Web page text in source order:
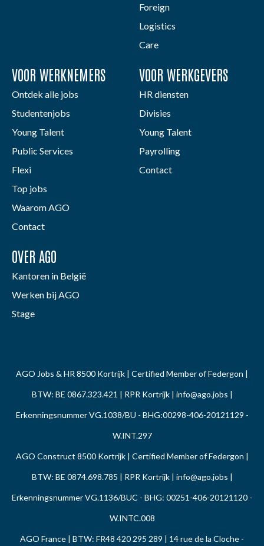
Foreign
Logistics
Care
VOOR WERKNEMERS
Ontdek alle jobs
Studentenjobs
Young Talent
Public Services
Flexi
Top jobs
Waarom AGO
Contact
VOOR WERKGEVERS
HR diensten
Divisies
Young Talent
Payrolling
Contact
OVER AGO
Kantoren in België
Werken bij AGO
Stage
AGO Jobs & HR 8500 Kortrijk | Certified Member of Federgon |
BTW: BE 0867.323.421 | RPR Kortrijk | info@ago.jobs |
Erkenningsnummer VG.1038/BU - BHG:00298-406-20121129 -
W.INT.297
AGO Construct 8500 Kortrijk | Certified Member of Federgon |
BTW: BE 0874.698.785 | RPR Kortrijk | info@ago.jobs |
Erkenningsnummer VG.1136/BUC - BHG: 00251-406-20121120 -
W.INTC.008
AGO France | BTW: FR48 420 295 289 | 14 rue de la Cloche -